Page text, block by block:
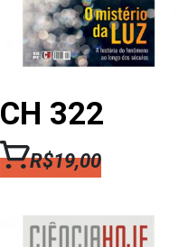
CH 322
R$19,00